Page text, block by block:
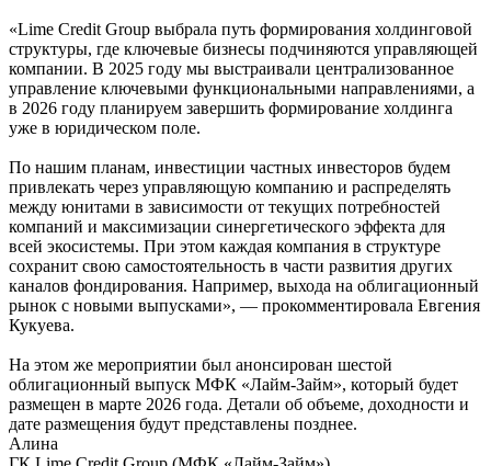
«Lime Credit Group выбрала путь формирования холдинговой
структуры, где ключевые бизнесы подчиняются управляющей
компании. В 2025 году мы выстраивали централизованное
управление ключевыми функциональными направлениями, а
в 2026 году планируем завершить формирование холдинга
уже в юридическом поле.
По нашим планам, инвестиции частных инвесторов будем
привлекать через управляющую компанию и распределять
между юнитами в зависимости от текущих потребностей
компаний и максимизации синергетического эффекта для
всей экосистемы. При этом каждая компания в структуре
сохранит свою самостоятельность в части развития других
каналов фондирования. Например, выхода на облигационный
рынок с новыми выпусками», — прокомментировала Евгения
Кукуева.
На этом же мероприятии был анонсирован шестой
облигационный выпуск МФК «Лайм-Займ», который будет
размещен в марте 2026 года. Детали об объеме, доходности и
дате размещения будут представлены позднее.
Алина